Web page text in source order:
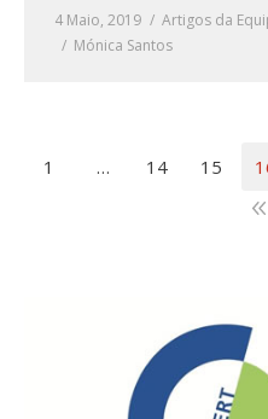
4 Maio, 2019 Artigos da
Mónica Santos
1 … 14 15